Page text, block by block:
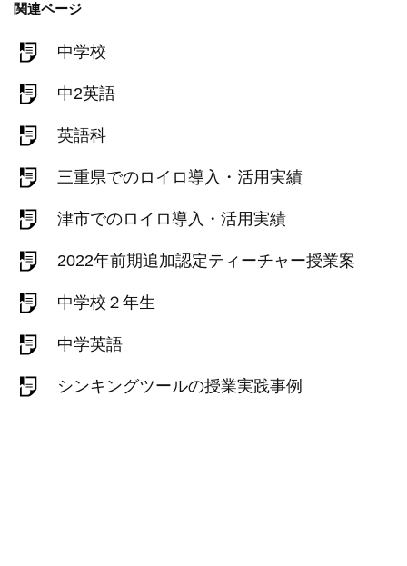
関連ページ
中学校
中2英語
英語科
三重県でのロイロ導入・活用実績
津市でのロイロ導入・活用実績
2022年前期追加認定ティーチャー授業案
中学校２年生
中学英語
シンキングツールの授業実践事例